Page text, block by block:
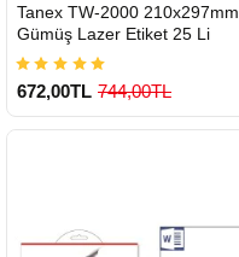
GÖNDERİ
Tanex TW-2000 210x297mm
Gümüş Lazer Etiket 25 Li
672,00TL 744,00TL